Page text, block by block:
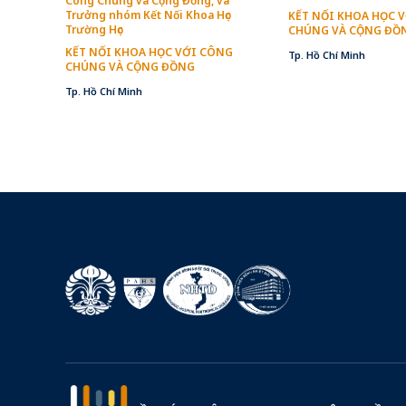
Trưởng nhóm Kết Nối Khoa Học
Trường Học
KẾT NỐI KHOA HỌC VỚI CÔNG
CHÚNG VÀ CỘNG ĐỒNG
Tp. Hồ Chí Minh
KẾT NỐI KHOA HỌC
CHÚNG VÀ CỘNG
Tp. Hồ Chí Minh